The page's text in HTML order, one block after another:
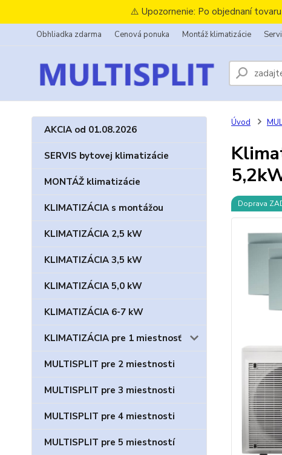
⚠️ Upozornenie: Po objednaní
Obhliadka zdarma Cenová ponuka Montáž klimatizácie
AKCIA od 01.08.2026
SERVIS bytovej klimatizácie
MONTÁŽ klimatizácie
KLIMATIZÁCIA s montážou
KLIMATIZÁCIA 2,5 kW
KLIMATIZÁCIA 3,5 kW
KLIMATIZÁCIA 5,0 kW
KLIMATIZÁCIA 6-7 kW
KLIMATIZÁCIA pre 1 miestnosť
MULTISPLIT pre 2 miestnosti
MULTISPLIT pre 3 miestnosti
MULTISPLIT pre 4 miestnosti
MULTISPLIT pre 5 miestností
Úvod
Doprava